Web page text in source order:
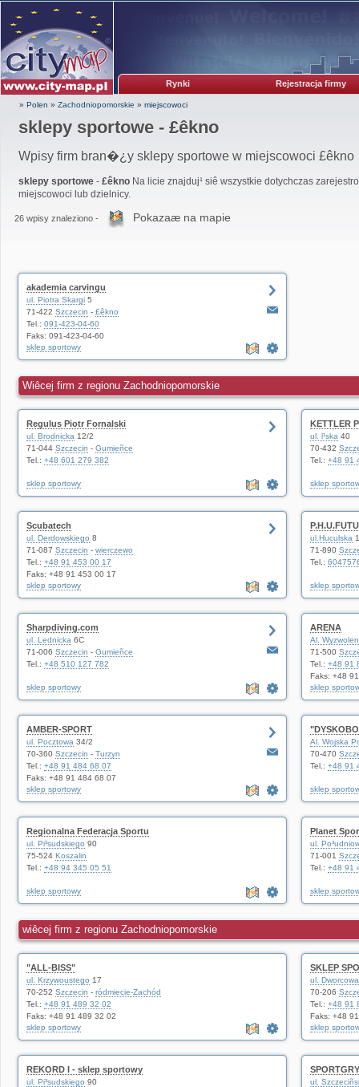
Rynki Rejestracja firmy
» Polen » Zachodniopomorskie » miejscowoci
sklepy sportowe - £êkno
Wpisy firm bran�¿y sklepy sportowe w miejscowoci £êkno
sklepy sportowe - £êkno Na licie znajduj¹ siê wszystkie dotychczas
miejscowoci lub dzielnicy.
26 wpisy znaleziono - Pokazaæ na mapie
akademia carvingu
ul. Piotra Skargi 5
71-422 Szczecin - £êkno
Tel.: 091-423-04-60
Faks: 091-423-04-60
sklep sportowy
Wiêcej firm z regionu Zachodniopomorskie
Regulus Piotr Fornalski
ul. Brodnicka 12/2
71-044 Szczecin - Gumieñce
Tel.: +48 601 279 382
sklep sportowy
KETTLER
ul. l¹ska 40
70-432
Tel.: +48 91
sklep
Scubatech
ul. Derdowskiego 8
71-087 Szczecin - wierczewo
Tel.: +48 91 453 00 17
Faks: +48 91 453 00 17
sklep sportowy
ul.Huculska
71-890
Tel.:
sklep
Sharpdiving.com
ul. Lednicka 6C
71-006 Szczecin - Gumieñce
Tel.: +48 510 127 782
sklep sportowy
ARENA
Al.
71-500
Tel.: +48 91
Faks: +48
sklep
AMBER-SPORT
ul. Pocztowa 34/2
70-360 Szczecin - Turzyn
Tel.: +48 91 484 68 07
Faks: +48 91 484 68 07
sklep sportowy
Al. Wojska
70-470
Tel.: +48 91
sklep
Regionalna Federacja Sportu
ul. Pi³sudskiego 90
75-524 Koszalin
Tel.: +48 94 345 05 51
sklep sportowy
Planet
ul.
71-001
Tel.: +48 91
sklep
wiêcej firm z regionu Zachodniopomorskie
"ALL-BISS"
ul. Krzywoustego 17
70-252 Szczecin - ródmiecie-Zachód
Tel.: +48 91 489 32 02
Faks: +48 91 489 32 02
sklep sportowy
SKLEP
ul. Dworcowa
70-206
Tel.: +48 91
Faks: +48
sklep
REKORD I - sklep sportowy
ul. Pi³sudskiego 90
ul.